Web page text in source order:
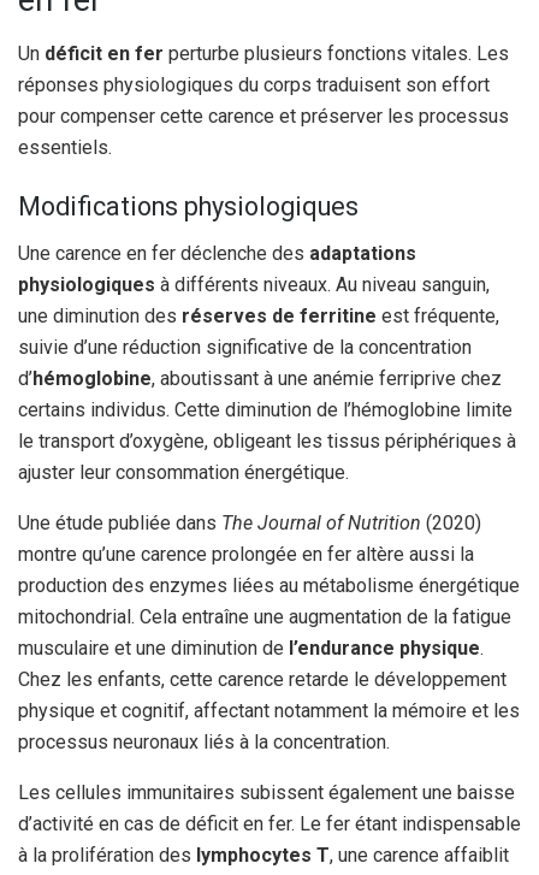
Un déficit en fer perturbe plusieurs fonctions vitales. Les
réponses physiologiques du corps traduisent son effort
pour compenser cette carence et préserver les processus
essentiels.
Modifications physiologiques
Une carence en fer déclenche des adaptations
physiologiques à différents niveaux. Au niveau sanguin,
une diminution des réserves de ferritine est fréquente,
suivie d’une réduction significative de la concentration
d’hémoglobine, aboutissant à une anémie ferriprive chez
certains individus. Cette diminution de l’hémoglobine limite
le transport d’oxygène, obligeant les tissus périphériques à
ajuster leur consommation énergétique.
Une étude publiée dans The Journal of Nutrition (2020)
montre qu’une carence prolongée en fer altère aussi la
production des enzymes liées au métabolisme énergétique
mitochondrial. Cela entraîne une augmentation de la fatigue
musculaire et une diminution de l’endurance physique.
Chez les enfants, cette carence retarde le développement
physique et cognitif, affectant notamment la mémoire et les
processus neuronaux liés à la concentration.
Les cellules immunitaires subissent également une baisse
d’activité en cas de déficit en fer. Le fer étant indispensable
à la prolifération des lymphocytes T, une carence affaiblit